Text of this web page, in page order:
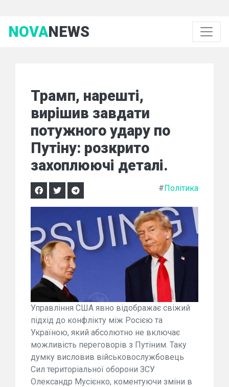
NOVANEWS
Трамп, нарешті,
вирішив завдати
потужного удару по
Путіну: розкрито
захоплюючі деталі.
#Політика
Управління США явно відображає свіжий
підхід до конфлікту між Росією та
Україною, який абсолютно не включає
можливість переговорів з Путіним. Таку
думку висловив військовослужбовець
Сил територіальної оборони ЗСУ
Олександр Мусієнко, коментуючи зміни в